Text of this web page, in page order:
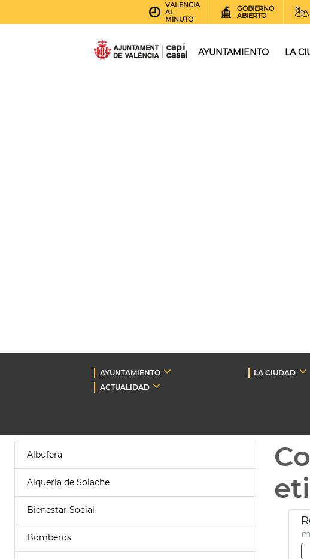
VALENCIA
AL
MINUTO
GOBIERNO
ABIERTO
AYUNTAMIENTO LA
AYUNTAMIENTO LA CIUDAD
ACTUALIDAD
Albufera
Alquería de Solache
Bienestar Social
Bomberos